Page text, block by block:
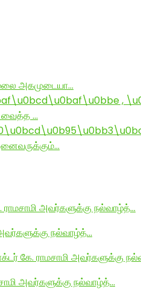
அகமுடையா…
,
வைத்த …
ராமசாமி அவர்களுக்கு நல்வாழ்த்…
நல்வாழ்த்…
கே. ராமசாமி அவர்களுக்கு
அவர்களுக்கு நல்வாழ்த்…